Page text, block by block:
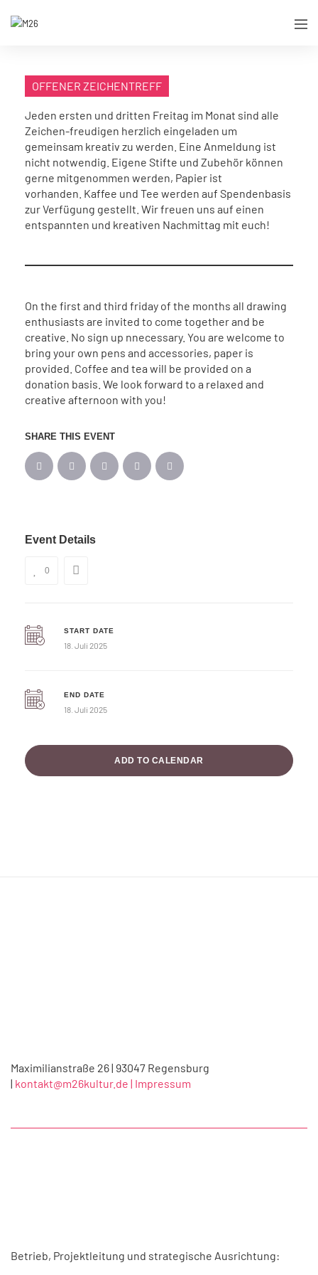
OFFENER ZEICHENTREFF
Jeden ersten und dritten Freitag im Monat sind alle
Zeichen-freudigen herzlich eingeladen um
gemeinsam kreativ zu werden. Eine Anmeldung ist
nicht notwendig. Eigene Stifte und Zubehör können
gerne mitgenommen werden, Papier ist
vorhanden. Kaffee und Tee werden auf Spendenbasis
zur Verfügung gestellt. Wir freuen uns auf einen
entspannten und kreativen Nachmittag mit euch!
On the first and third friday of the months all drawing
enthusiasts are invited to come together and be
creative. No sign up nnecessary. You are welcome to
bring your own pens and accessories, paper is
provided. Coffee and tea will be provided on a
donation basis. We look forward to a relaxed and
creative afternoon with you!
SHARE THIS EVENT
Event Details
0
START DATE
18. Juli 2025
END DATE
18. Juli 2025
ADD TO CALENDAR
Maximilianstraße 26 | 93047 Regensburg
| kontakt@m26kultur.de | Impressum
Betrieb, Projektleitung und strategische Ausrichtung: